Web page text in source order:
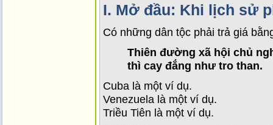
I. Mở đầu: Khi lịch sử
Có những dân tộc phải trả giá
Thiên đường xã hội chủ
thì cay đắng như tro than.
Cuba là một ví dụ.
Venezuela là một ví dụ.
Triều Tiên là một ví dụ.